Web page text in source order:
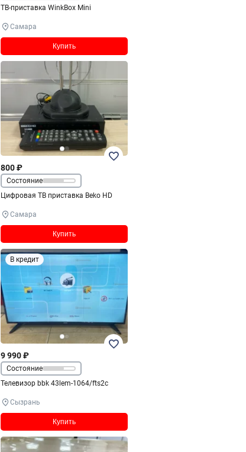
ТВ-приставка WinkBox Mini
Самара
Купить
800 ₽
Состояние
Цифровая ТВ приставка Beko HD
Самара
Купить
В кредит
9 990 ₽
Состояние
Телевизор bbk 43lem-1064/fts2c
Сызрань
Купить